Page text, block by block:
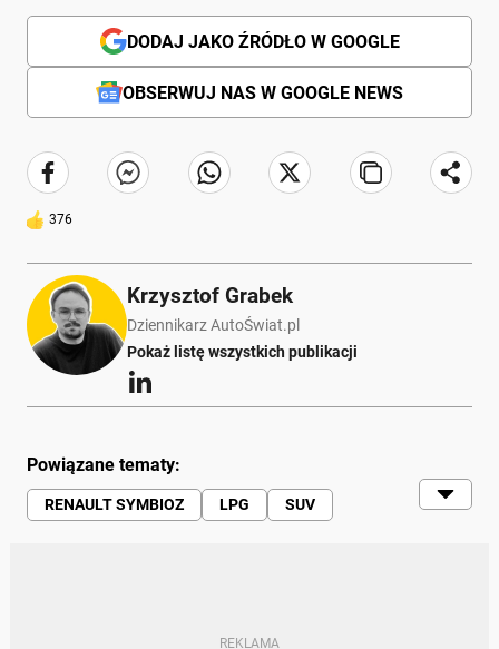
DODAJ JAKO ŹRÓDŁO W GOOGLE
OBSERWUJ NAS W GOOGLE NEWS
376
Krzysztof Grabek
Dziennikarz AutoŚwiat.pl
Pokaż listę wszystkich publikacji
Powiązane tematy:
RENAULT SYMBIOZ LPG
SUV